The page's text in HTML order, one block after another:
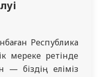
Республика
мереке ретінде
— біздің еліміз